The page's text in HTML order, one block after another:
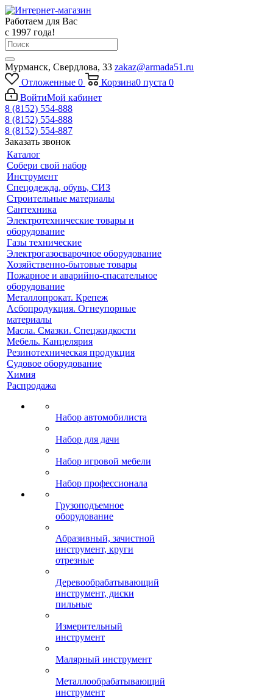
Работаем для Вас
с 1997 года!
Мурманск, Свердлова, 33 zakaz@armada51.ru
Отложенные 0 Корзина0 пуста 0
ВойтиМой кабинет
8 (8152) 554-888
8 (8152) 554-888
8 (8152) 554-887
Заказать звонок
Каталог
Собери свой набор
Инструмент
Спецодежда, обувь, СИЗ
Строительные материалы
Сантехника
Электротехнические товары и
оборудование
Газы технические
Электрогазосварочное оборудование
Хозяйственно-бытовые товары
Пожарное и аварийно-спасательное
оборудование
Металлопрокат. Крепеж
Асбопродукция. Огнеупорные
материалы
Масла. Смазки. Спецжидкости
Мебель. Канцелярия
Резинотехническая продукция
Судовое оборудование
Химия
Распродажа
Набор автомобилиста
Набор для дачи
Набор игровой мебели
Набор профессионала
Грузоподъемное
оборудование
Абразивный, зачистной
инструмент, круги
отрезные
Деревообрабатывающий
инструмент, диски
пильные
Измерительный
инструмент
Малярный инструмент
Металлообрабатывающий
инструмент